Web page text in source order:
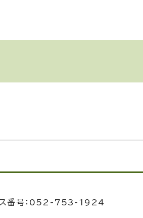
番号：052-753-1924